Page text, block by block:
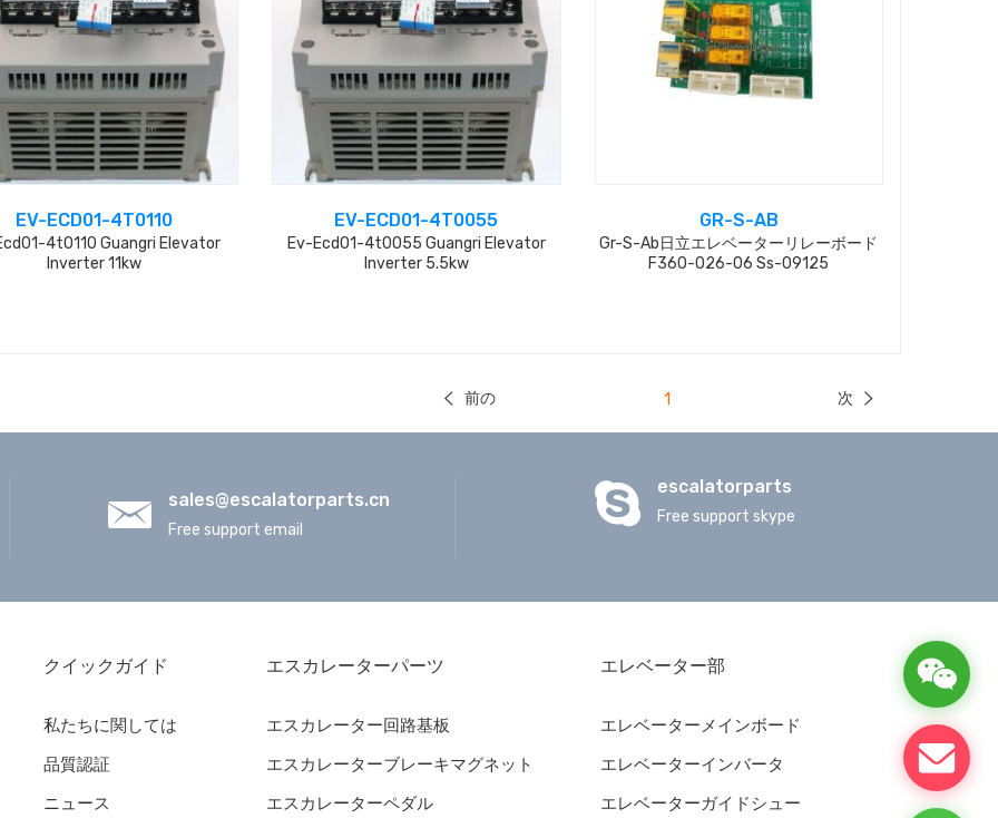
EV-ECD01-4T0110
4t0110 Guangri Elevator
Inverter 11kw
EV-ECD01-4T0055
Ev-Ecd01-4t0055 Guangri Elevator
Inverter 5.5kw
GR-S-AB
Gr-S-Ab日立エレベーターリレーボード
F360-026-06 Ss-09125
前の 1 次
sales@escalatorparts.cn
Free support email
escalatorparts
Free support skype
クイックガイド
私たちに関しては
品質認証
ニュース
エスカレーターパーツ
エスカレーター回路基板
エスカレーターブレーキマグネット
エスカレーターペダル
エレベーター部
エレベーターメインボード
エレベーターインバータ
エレベーターガイドシュー